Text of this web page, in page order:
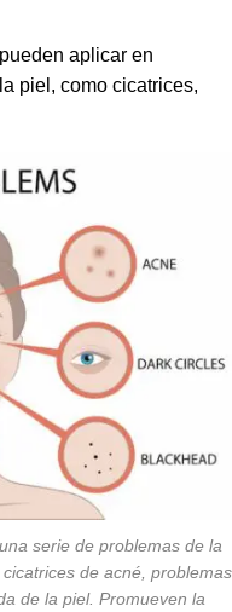
aplicar en
piel, como cicatrices,
serie de problemas de la
de acné, problemas
de la piel. Promueven la